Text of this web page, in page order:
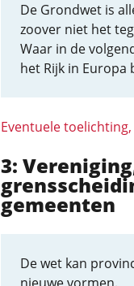
De Grondwet is
zoover niet het
Waar in de
het Rijk in Europa
Eventuele
3:
gemeenten
De wet kan